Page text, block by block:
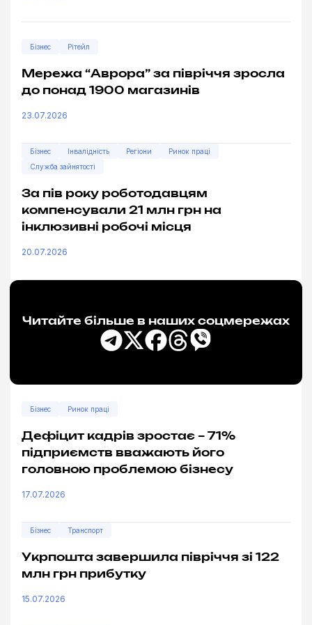
Бізнес Рітейл
Мережа “Аврора” за півріччя зросла
до понад 1900 магазинів
23.07.2026
Бізнес Інвалідність Регіони
Ринок праці
Служба зайнятості
За пів року роботодавцям
компенсували 21 млн грн на
інклюзивні робочі місця
20.07.2026
Читайте більше в наших соцмережах
Бізнес Ринок праці
Дефіцит кадрів зростає – 71%
підприємств вважають його
головною проблемою бізнесу
17.07.2026
Бізнес Транспорт
Укрпошта завершила півріччя зі 122
млн грн прибутку
15.07.2026